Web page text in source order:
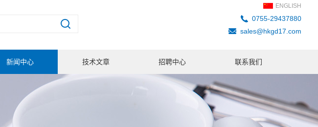
ENGLISH
0755-29437880
sales@hkgd17.com
新闻中心 技术文章 招聘中心 联系我们